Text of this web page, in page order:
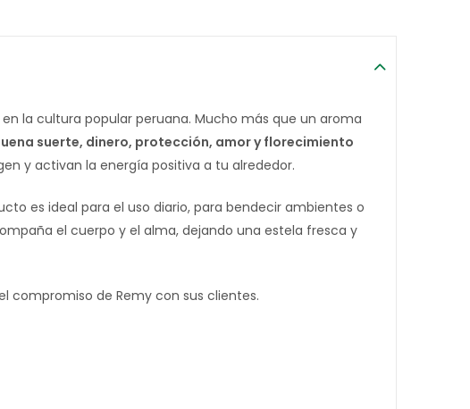
la cultura popular peruana. Mucho más que un aroma
suerte, dinero, protección, amor y florecimiento
y activan la energía positiva a tu alrededor.
es ideal para el uso diario, para bendecir ambientes o
el cuerpo y el alma, dejando una estela fresca y
compromiso de Remy con sus clientes.